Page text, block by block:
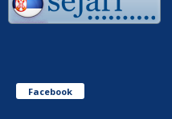
Facebook